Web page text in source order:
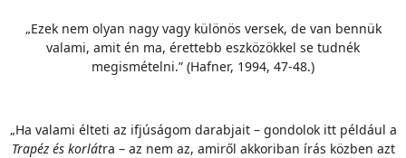
„Ezek nem olyan nagy vagy különös versek, de van bennük
valami, amit én ma, érettebb eszközökkel se tudnék
megismételni.” (Hafner, 1994, 47-48.)
„Ha valami élteti az ifjúságom darabjait – gondolok itt például a
Trapéz és korlátra – az nem az, amiről akkoriban írás közben azt